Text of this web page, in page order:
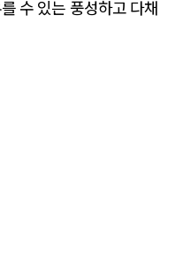
수 있는 풍성하고 다채